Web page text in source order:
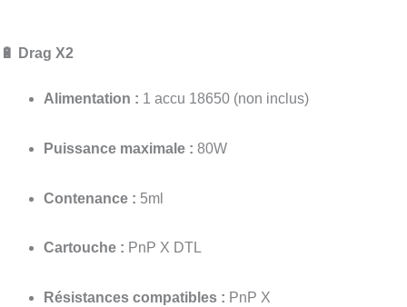
🔋 Drag X2
Alimentation : 1 accu 18650 (non inclus)
Puissance maximale : 80W
Contenance : 5ml
Cartouche : PnP X DTL
Résistances compatibles : PnP X